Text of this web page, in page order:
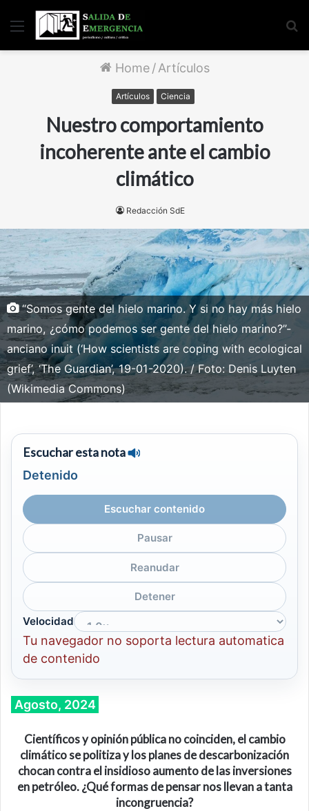
Menu
Home /Artículos
Artículos Ciencia
Nuestro comportamiento
incoherente ante el cambio
climático
Redacción SdE
“Somos gente del hielo marino. Y si no hay más hielo
marino, ¿cómo podemos ser gente del hielo marino?”-
anciano inuit (‘How scientists are coping with ecological
grief’, ‘The Guardian’, 19-01-2020). / Foto: Denis Luyten
(Wikimedia Commons)
Escuchar esta nota
Detenido
Escuchar contenido
Pausar
Reanudar
Detener
Velocidad
Tu navegador no soporta lectura automatica
de contenido
Agosto, 2024
Científicos y opinión pública no coinciden, el cambio
climático se politiza y los planes de descarbonización
chocan contra el insidioso aumento de las inversiones
en petróleo. ¿Qué formas de pensar nos llevan a tanta
incongruencia?